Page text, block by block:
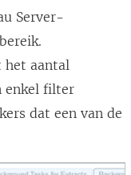
Server-
het aantal
enkel filter
dat een van de